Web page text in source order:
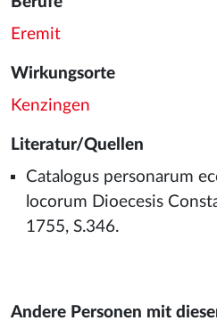
Eremit
Wirkungsorte
Kenzingen
Literatur/Quellen
Catalogus personarum
locorum Dioecesis
1755, S.346.
Andere Personen mit